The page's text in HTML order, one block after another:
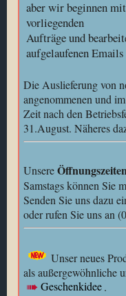
aber wir beginnen
vorliegenden
Aufträge und
aufgelaufenen
Die Auslieferung von
angenommenen und
Zeit nach den
31.August. Näheres
Unsere
Samstags können Sie
Senden Sie uns dazu
oder rufen Sie uns an
Unser neues
als außergewöhnliche
Geschenkidee .